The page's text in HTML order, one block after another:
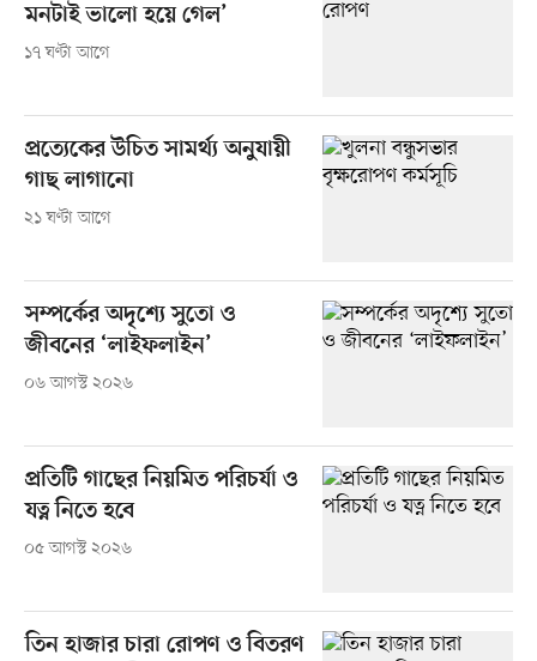
মনটাই ভালো হয়ে গেল’
১৭ ঘণ্টা আগে
প্রত্যেকের উচিত সামর্থ্য অনুযায়ী
গাছ লাগানো
২১ ঘণ্টা আগে
সম্পর্কের অদৃশ্যে সুতো ও
জীবনের ‘লাইফলাইন’
০৬ আগস্ট ২০২৬
প্রতিটি গাছের নিয়মিত পরিচর্যা ও
যত্ন নিতে হবে
০৫ আগস্ট ২০২৬
তিন হাজার চারা রোপণ ও বিতরণ